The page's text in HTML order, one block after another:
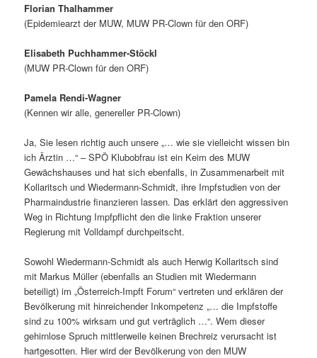
Florian Thalhammer
(Epidemiearzt der MUW, MUW PR-Clown für den ORF)
Elisabeth Puchhammer-Stöckl
(MUW PR-Clown für den ORF)
Pamela Rendi-Wagner
(Kennen wir alle, genereller PR-Clown)
Ja, Sie lesen richtig auch unsere „… wie sie vielleicht wissen bin
ich Ärztin …“ – SPÖ Klubobfrau ist ein Keim des MUW
Gewächshauses und hat sich ebenfalls, in Zusammenarbeit mit
Kollaritsch und Wiedermann-Schmidt, ihre Impfstudien von der
Pharmaindustrie finanzieren lassen. Das erklärt den aggressiven
Weg in Richtung Impfpflicht den die linke Fraktion unserer
Regierung mit Volldampf durchpeitscht.
Sowohl Wiedermann-Schmidt als auch Herwig Kollaritsch sind
mit Markus Müller (ebenfalls an Studien mit Wiedermann
beteiligt) im „Österreich-Impft Forum“ vertreten und erklären der
Bevölkerung mit hinreichender Inkompetenz „… die Impfstoffe
sind zu 100% wirksam und gut verträglich …“. Wem dieser
gehirnlose Spruch mittlerweile keinen Brechreiz verursacht ist
hartgesotten. Hier wird der Bevölkerung von den MUW